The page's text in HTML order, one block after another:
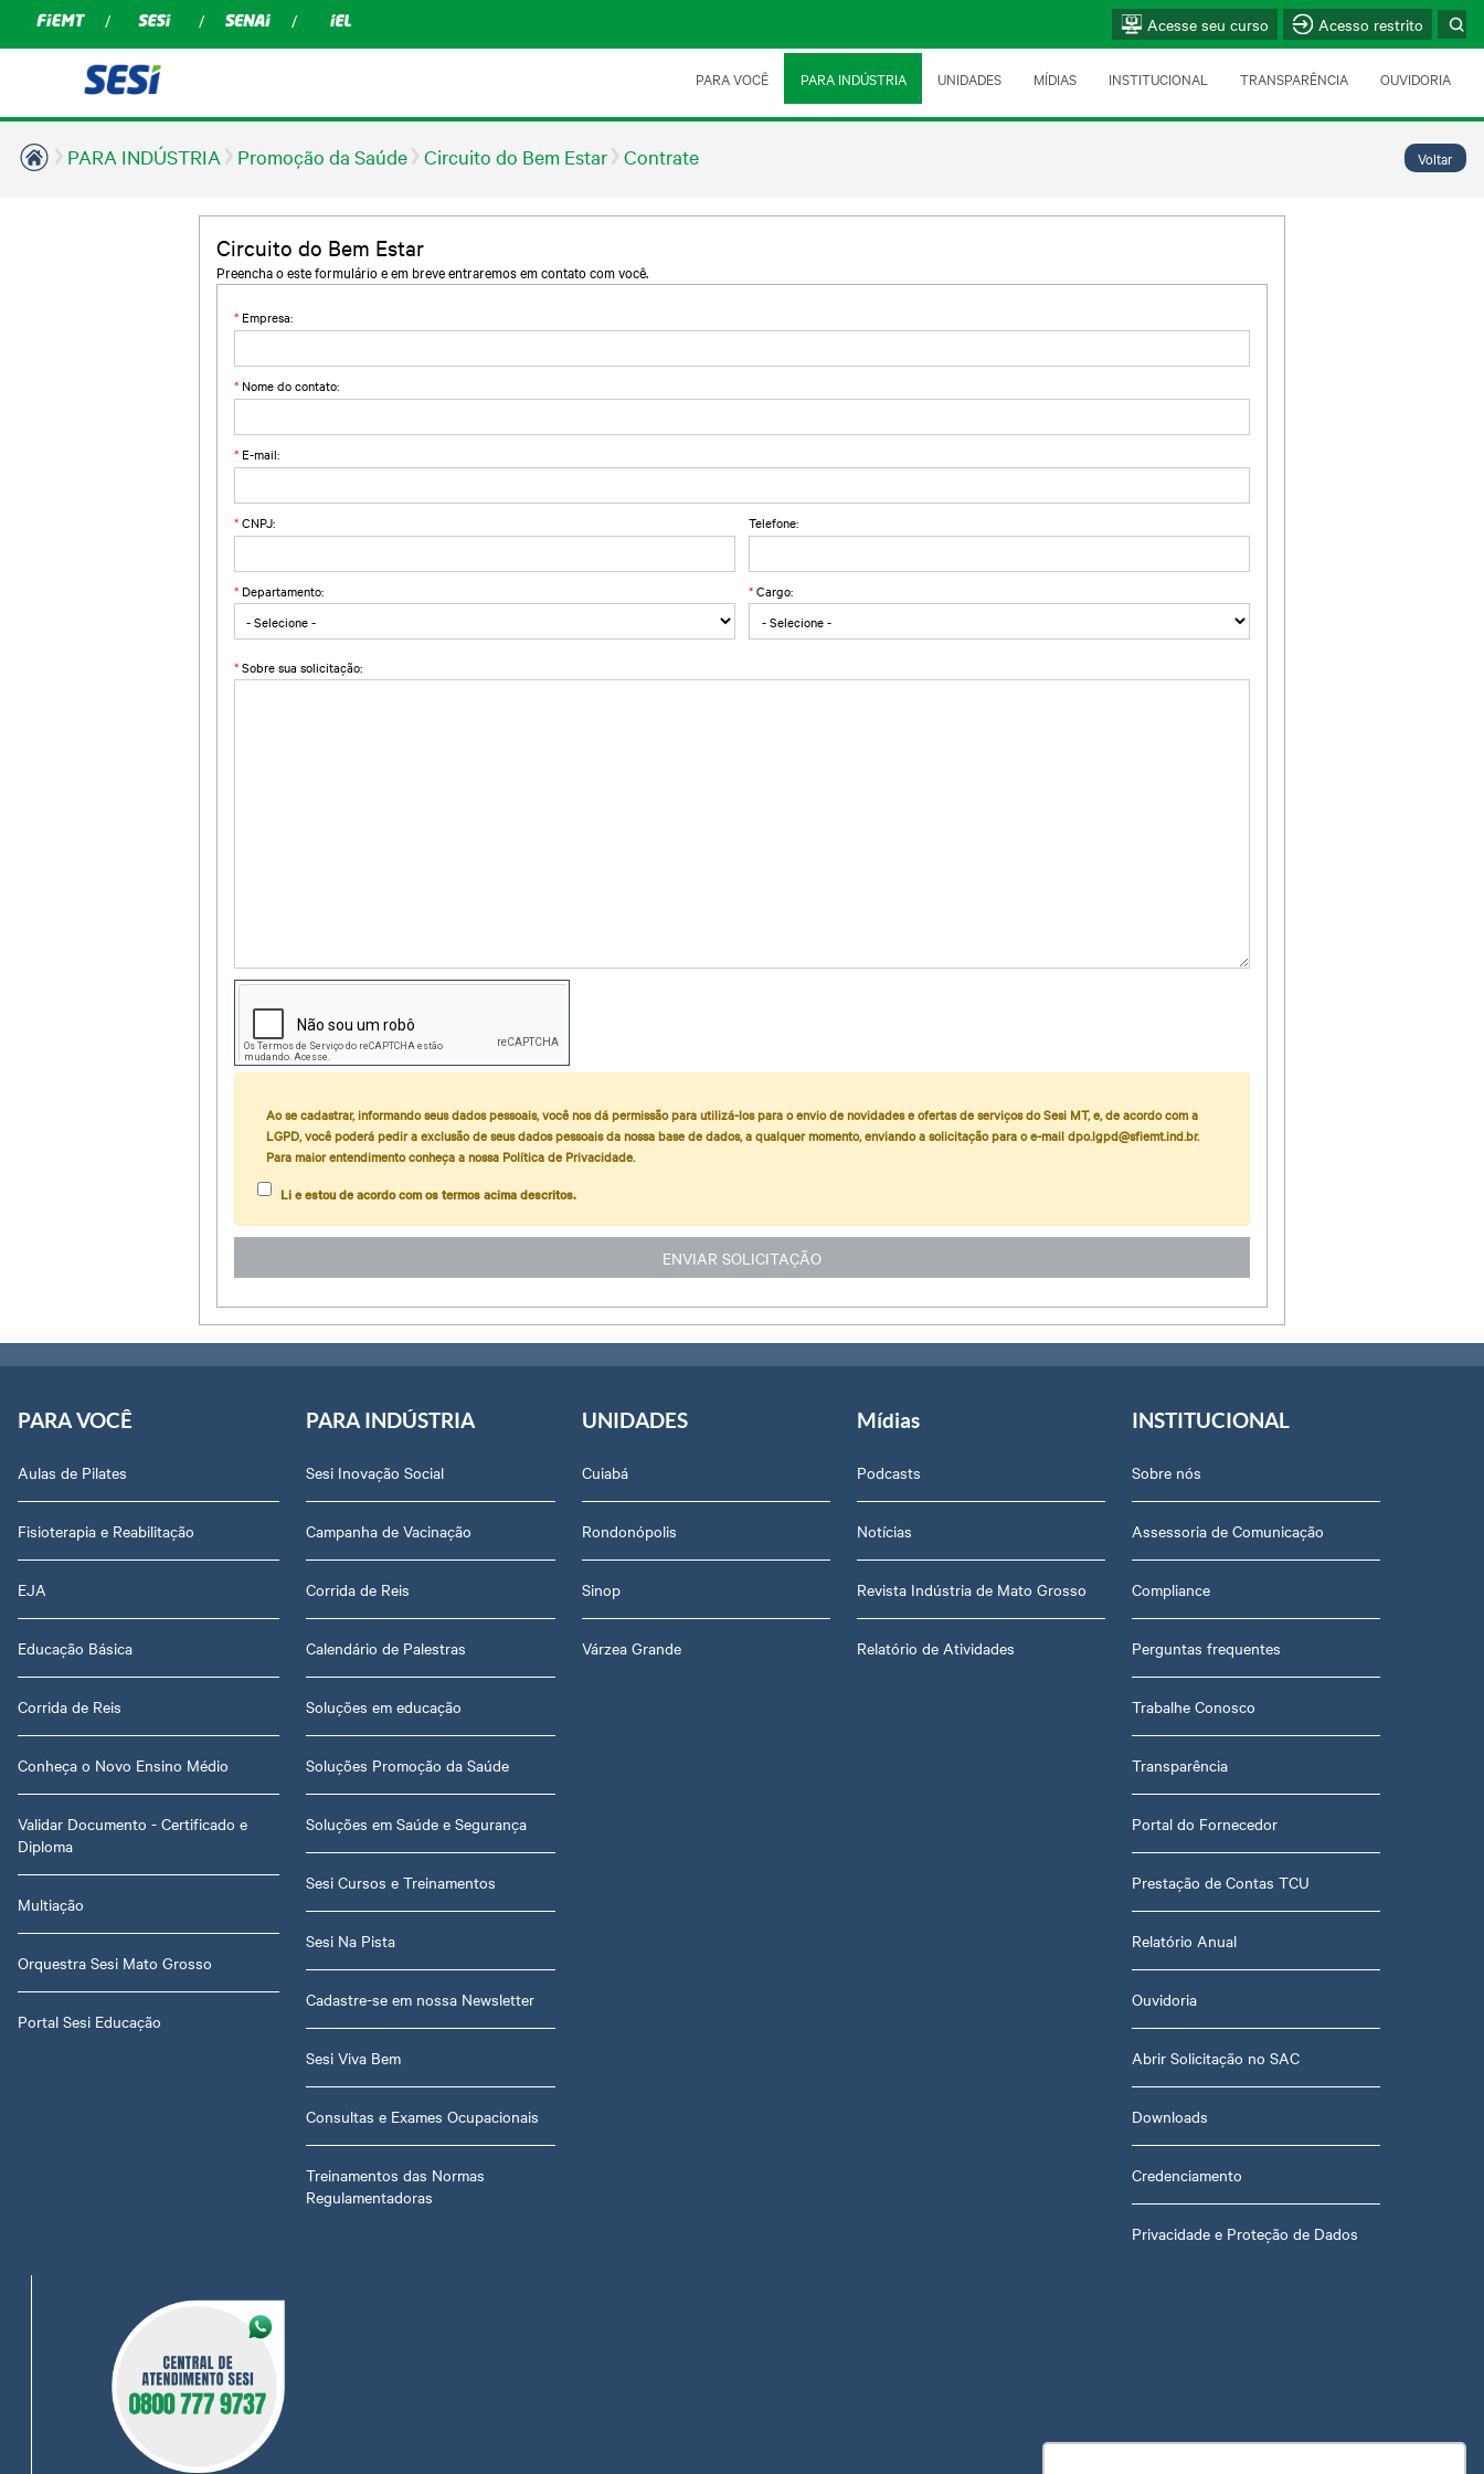
PARA VOCÊ PARA INDÚSTRIA UNIDADES MÍDIAS INSTITUCIONAL TRANSPARÊNCIA OUVIDORIA
Acesse seu curso Acesso restrito
Voltar
PARA INDÚSTRIA Promoção da Saúde Circuito do Bem Estar Contrate
Circuito do Bem Estar
Preencha o este formulário e em breve entraremos em contato com você.
* Empresa:
* Nome do contato:
* E-mail:
*CNPJ: Telefone:
* Departamento: *Cargo:
*Sobre sua solicitação:
Ao se cadastrar, informando seus dados pessoais, você nos dá permissão para utilizá-los para o envio de novidades e ofertas de serviços do Sesi MT, e, de acordo com a
LGPD, você poderá pedir a exclusão de seus dados pessoais da nossa base de dados, a qualquer momento, enviando a solicitação para o e-mail dpo.lgpd@sfiemt.ind.br.
Para maior entendimento conheça a nossa Política de Privacidade.
Li e estou de acordo com os termos acima descritos.
PARA VOCÊ
Aulas de Pilates
Fisioterapia e Reabilitação
EJA
Educação Básica
Corrida de Reis
Conheça o Novo Ensino Médio
Validar Documento - Certificado e
Diploma
Multiação
Orquestra Sesi Mato Grosso
Portal Sesi Educação
PARA INDÚSTRIA
Sesi Inovação Social
Campanha de Vacinação
Corrida de Reis
Calendário de Palestras
Soluções em educação
Soluções Promoção da Saúde
Soluções em Saúde e Segurança
Sesi Cursos e Treinamentos
Sesi Na Pista
Cadastre-se em nossa Newsletter
Sesi Viva Bem
Consultas e Exames Ocupacionais
Treinamentos das Normas
Regulamentadoras
UNIDADES
Cuiabá
Rondonópolis
Sinop
Várzea Grande
Mídias
Podcasts
Notícias
Revista Indústria de Mato Grosso
Relatório de Atividades
INSTITUCIONAL
Sobre nós
Assessoria de Comunicação
Compliance
Perguntas frequentes
Trabalhe Conosco
Transparência
Portal do Fornecedor
Prestação de Contas TCU
Relatório Anual
Ouvidoria
Abrir Solicitação no SAC
Downloads
Credenciamento
Privacidade e Proteção de Dados